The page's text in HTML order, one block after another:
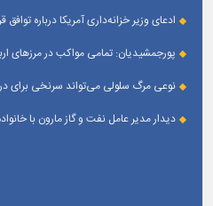
ادعای وزیر خزانه‌داری آمریکا درباره
پورجمشیدیان: تمامی مواکب در مرزهای
نوعی مرگ سلولی می‌تواند سرنخی برای
دیدار مدیر عامل نفت و گاز مارون با